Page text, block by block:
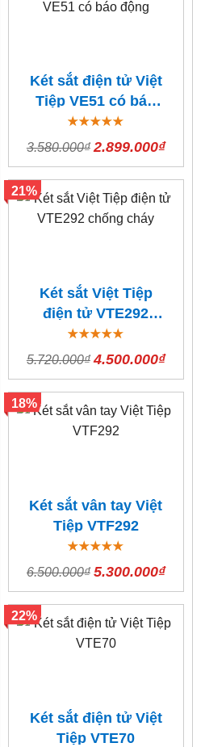
Két sắt điện tử Việt
Tiệp VE51 có báo
động
3.580.000₫ 2.899.000₫
Két sắt Việt Tiệp
điện tử VTE292
chống cháy
5.720.000₫ 4.500.000₫
21%
Két sắt vân tay Việt
Tiệp VTF292
6.500.000₫ 5.300.000₫
18%
Két sắt điện tử Việt
Tiệp VTE70
22%